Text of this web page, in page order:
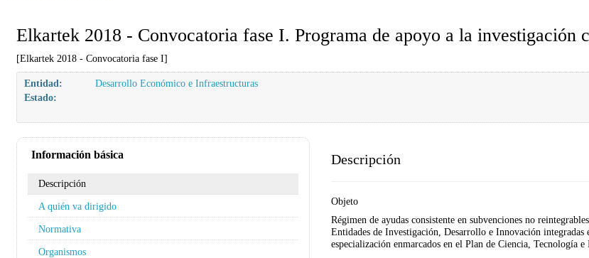
Elkartek 2018 - Convocatoria fase I. Programa de apoyo a la investigación
[Elkartek 2018 - Convocatoria fase I]
Entidad:
Desarrollo Económico e Infraestructuras
Estado:
Información básica
Descripción
A quién va dirigido
Normativa
Organismos
Descripción
Objeto
Régimen de ayudas consistente en subvenciones no
Entidades de Investigación, Desarrollo e Innovación
especialización enmarcados en el Plan de Ciencia, Tecnología